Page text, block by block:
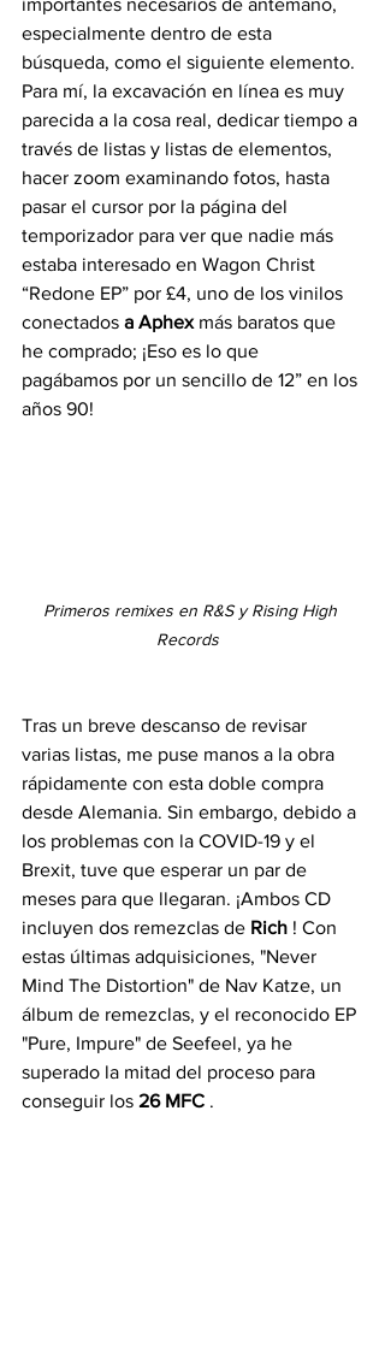
importantes necesarios de antemano,
especialmente dentro de esta
búsqueda, como el siguiente elemento.
Para mí, la excavación en línea es muy
parecida a la cosa real, dedicar tiempo a
través de listas y listas de elementos,
hacer zoom examinando fotos, hasta
pasar el cursor por la página del
temporizador para ver que nadie más
estaba interesado en Wagon Christ
“Redone EP” por £4, uno de los vinilos
conectados a Aphex más baratos que
he comprado; ¡Eso es lo que
pagábamos por un sencillo de 12” en los
años 90!
Primeros remixes en R&S y Rising High
Records
Tras un breve descanso de revisar
varias listas, me puse manos a la obra
rápidamente con esta doble compra
desde Alemania. Sin embargo, debido a
los problemas con la COVID-19 y el
Brexit, tuve que esperar un par de
meses para que llegaran. ¡Ambos CD
incluyen dos remezclas de Rich ! Con
estas últimas adquisiciones, "Never
Mind The Distortion" de Nav Katze, un
álbum de remezclas, y el reconocido EP
"Pure, Impure" de Seefeel, ya he
superado la mitad del proceso para
conseguir los 26 MFC .